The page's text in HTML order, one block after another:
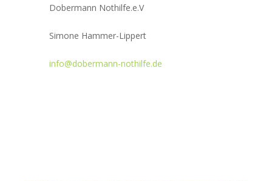
Dobermann Nothilfe.e.V
Simone Hammer-Lippert
info@dobermann-nothilfe.de